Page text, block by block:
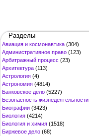
Разделы
Авиация и космонавтика (304)
Административное право (123)
Арбитражный процесс (23)
Архитектура (113)
Астрология (4)
Астрономия (4814)
Банковское дело (5227)
Безопасность жизнедеятельности
Биографии (3423)
Биология (4214)
Биология и химия (1518)
Биржевое дело (68)